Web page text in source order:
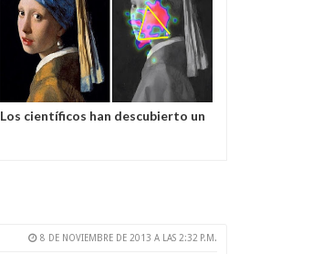
Los científicos han descubierto un
8 DE NOVIEMBRE DE 2013 A LAS 2:32 P.M.